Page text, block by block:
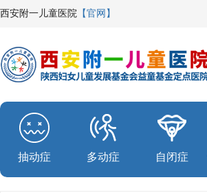
西安附一儿童医院 【官网】
抽动症 多动症 自闭症